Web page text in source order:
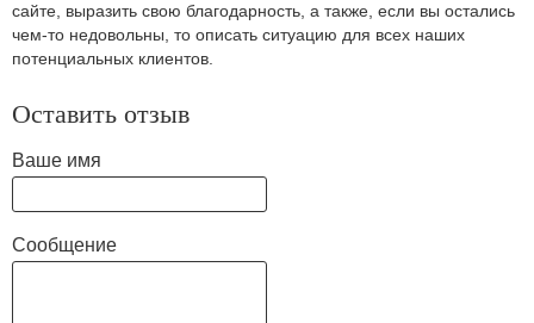
сайте, выразить свою благодарность, а также, если вы остались
чем-то недовольны, то описать ситуацию для всех наших
потенциальных клиентов.
Оставить отзыв
Ваше имя
Сообщение